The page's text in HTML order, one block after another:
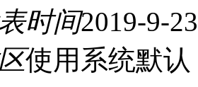
时间2019-9-
使用系统默认